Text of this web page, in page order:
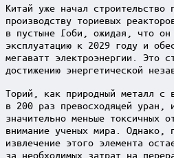
Китай уже начал
производству ториевых
в пустыне Гоби, ожидая, что он
эксплуатацию к 2029 году и
мегаватт электроэнергии. Это
достижению энергетической
Торий, как природный металл с
в 200 раз превосходящей уран,
значительно меньше токсичных
внимание ученых мира. Однако,
извлечение этого элемента
за необходимых затрат на